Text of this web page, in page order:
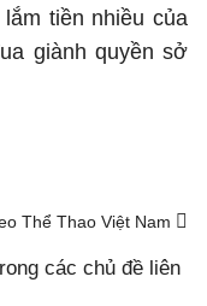
tiền nhiều của
giành quyền sở
Thể Thao Việt Nam
các chủ đề liên